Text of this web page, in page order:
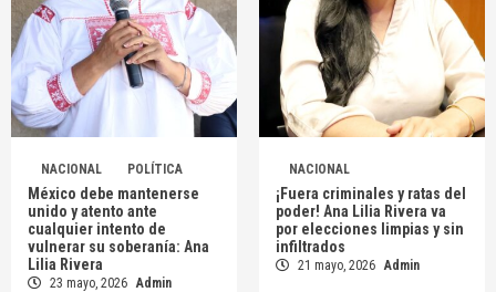
NACIONAL POLÍTICA
México debe mantenerse
unido y atento ante
cualquier intento de
vulnerar su soberanía: Ana
Lilia Rivera
23 mayo, 2026 Admin
NACIONAL
¡Fuera criminales y ratas del
poder! Ana Lilia Rivera va
por elecciones limpias y sin
infiltrados
21 mayo, 2026 Admin